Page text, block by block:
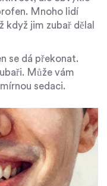
Mnoho lidí
když jim zubař dělal
se dá překonat.
Může vám
sedaci.